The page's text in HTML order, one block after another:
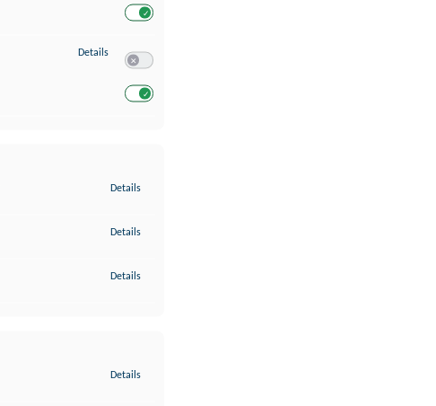
Details zu Entwicklung und Verbesserung der Angebote
Details
Details
Details
Details